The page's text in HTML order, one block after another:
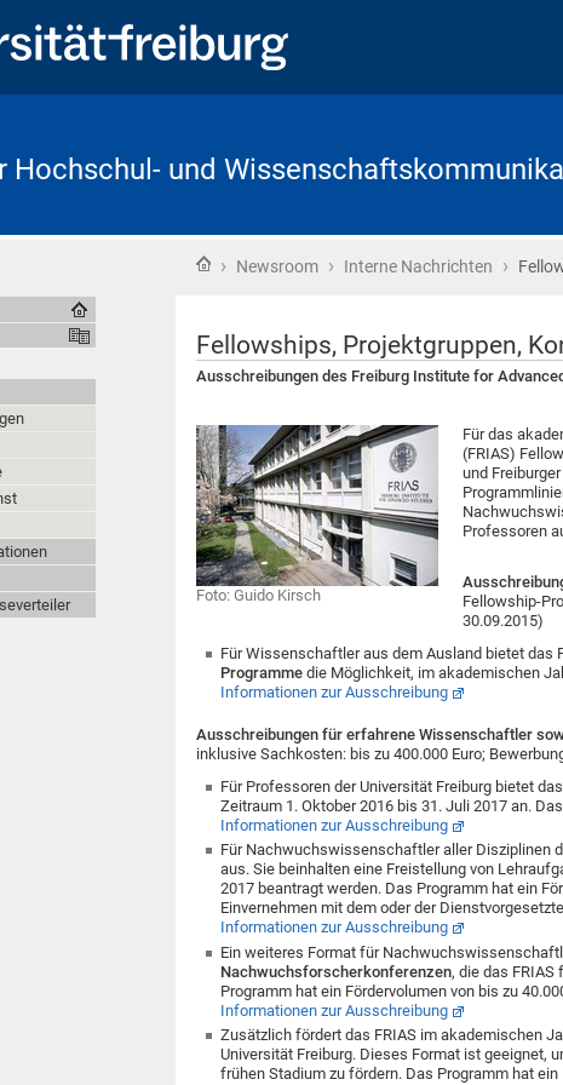
Hochschul- und
Startseite
› Newsroom › Interne Nachrichten ›
Fellowships, Projektgruppen,
Ausschreibungen des Freiburg Institute for
Foto: Guido Kirsch
Für das
(FRIAS)
und
Professoren
Fellowship-
30.09.2015)
Für Wissenschaftler aus dem Ausland bietet das
Programme die Möglichkeit, im akademischen
Informationen zur Ausschreibung
Ausschreibungen für erfahrene Wissenschaftler
inklusive Sachkosten: bis zu 400.000 Euro;
Für Professoren der Universität Freiburg bietet
Zeitraum 1. Oktober 2016 bis 31. Juli 2017 an.
Informationen zur Ausschreibung
Für Nachwuchswissenschaftler aller Disziplinen
aus. Sie beinhalten eine Freistellung von
2017 beantragt werden. Das Programm hat ein
Einvernehmen mit dem oder der
Informationen zur Ausschreibung
Ein weiteres Format für
Nachwuchsforscherkonferenzen, die das
Programm hat ein Fördervolumen von bis zu
Informationen zur Ausschreibung
Zusätzlich fördert das FRIAS im akademischen
Universität Freiburg. Dieses Format ist geeignet,
frühen Stadium zu fördern. Das Programm hat